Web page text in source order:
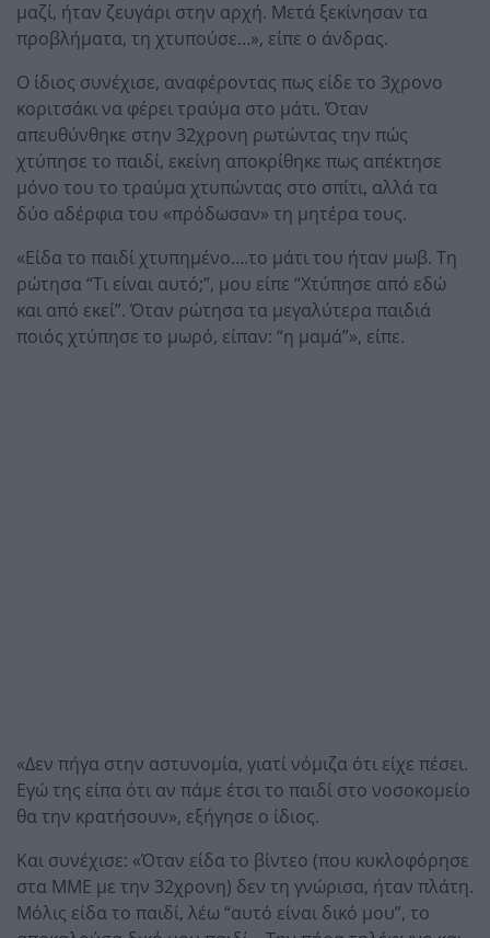
μαζί, ήταν ζευγάρι στην αρχή. Μετά ξεκίνησαν τα
προβλήματα, τη χτυπούσε…», είπε ο άνδρας.
Ο ίδιος συνέχισε, αναφέροντας πως είδε το 3χρονο
κοριτσάκι να φέρει τραύμα στο μάτι. Όταν
απευθύνθηκε στην 32χρονη ρωτώντας την πώς
χτύπησε το παιδί, εκείνη αποκρίθηκε πως απέκτησε
μόνο του το τραύμα χτυπώντας στο σπίτι, αλλά τα
δύο αδέρφια του «πρόδωσαν» τη μητέρα τους.
«Είδα το παιδί χτυπημένο….το μάτι του ήταν μωβ. Τη
ρώτησα “Τι είναι αυτό;”, μου είπε “Χτύπησε από εδώ
και από εκεί”. Όταν ρώτησα τα μεγαλύτερα παιδιά
ποιός χτύπησε το μωρό, είπαν: “η μαμά”», είπε.
«Δεν πήγα στην αστυνομία, γιατί νόμιζα ότι είχε πέσει.
Εγώ της είπα ότι αν πάμε έτσι το παιδί στο νοσοκομείο
θα την κρατήσουν», εξήγησε ο ίδιος.
Και συνέχισε: «Όταν είδα το βίντεο (που κυκλοφόρησε
στα ΜΜΕ με την 32χρονη) δεν τη γνώρισα, ήταν πλάτη.
Μόλις είδα το παιδί, λέω “αυτό είναι δικό μου”, το